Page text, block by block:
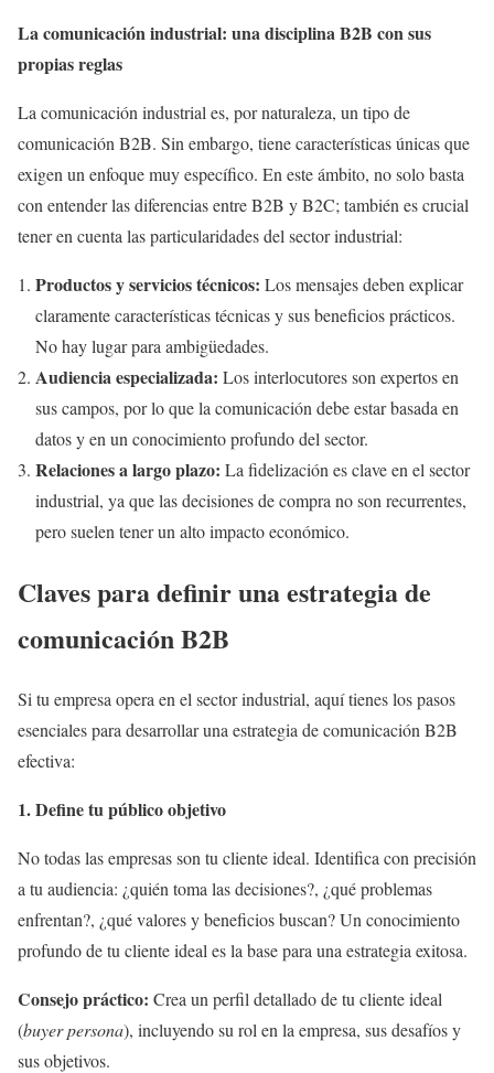
La comunicación industrial: una disciplina B2B con sus
propias reglas
La comunicación industrial es, por naturaleza, un tipo de
comunicación B2B. Sin embargo, tiene características únicas que
exigen un enfoque muy específico. En este ámbito, no solo basta
con entender las diferencias entre B2B y B2C; también es crucial
tener en cuenta las particularidades del sector industrial:
Productos y servicios técnicos: Los mensajes deben explicar
claramente características técnicas y sus beneficios prácticos.
No hay lugar para ambigüedades.
Audiencia especializada: Los interlocutores son expertos en
sus campos, por lo que la comunicación debe estar basada en
datos y en un conocimiento profundo del sector.
Relaciones a largo plazo: La fidelización es clave en el sector
industrial, ya que las decisiones de compra no son recurrentes,
pero suelen tener un alto impacto económico.
Claves para definir una estrategia de
comunicación B2B
Si tu empresa opera en el sector industrial, aquí tienes los pasos
esenciales para desarrollar una estrategia de comunicación B2B
efectiva:
1. Define tu público objetivo
No todas las empresas son tu cliente ideal. Identifica con precisión
a tu audiencia: ¿quién toma las decisiones?, ¿qué problemas
enfrentan?, ¿qué valores y beneficios buscan? Un conocimiento
profundo de tu cliente ideal es la base para una estrategia exitosa.
Consejo práctico: Crea un perfil detallado de tu cliente ideal
(buyer persona), incluyendo su rol en la empresa, sus desafíos y
sus objetivos.